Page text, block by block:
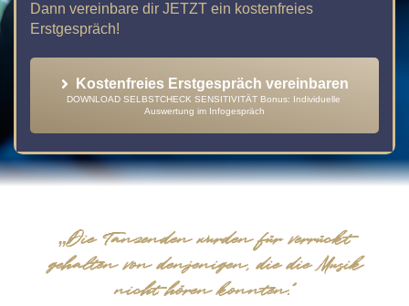
Dann vereinbare dir JETZT ein kostenfreies
Erstgespräch!
Kostenfreies Erstgespräch vereinbaren
DOWNLOAD SELBSTCHECK SENSITIVITÄT Bonus: Individuelle
Auswertung im Infogespräch
„Die Tanzenden wurden für verrückt
gehalten von denjenigen, die die Musik
nicht hören konnten."